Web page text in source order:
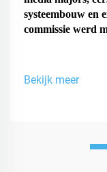
systeembouw en
commissie werd
Bekijk meer